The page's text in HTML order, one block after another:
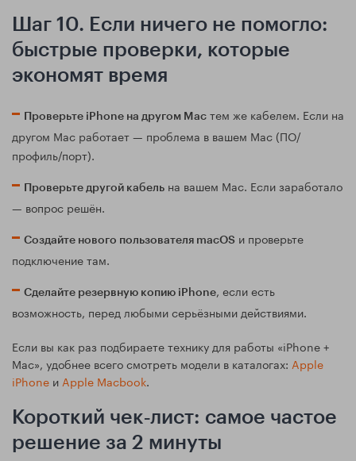
Шаг 10. Если ничего не помогло:
быстрые проверки, которые
экономят время
Проверьте iPhone на другом Mac тем же кабелем. Если на
другом Mac работает — проблема в вашем Mac (ПО/
профиль/порт).
Проверьте другой кабель на вашем Mac. Если заработало
— вопрос решён.
Создайте нового пользователя macOS и проверьте
подключение там.
Сделайте резервную копию iPhone, если есть
возможность, перед любыми серьёзными действиями.
Если вы как раз подбираете технику для работы «iPhone +
Mac», удобнее всего смотреть модели в каталогах: Apple
iPhone и Apple Macbook.
Короткий чек‑лист: самое частое
решение за 2 минуты